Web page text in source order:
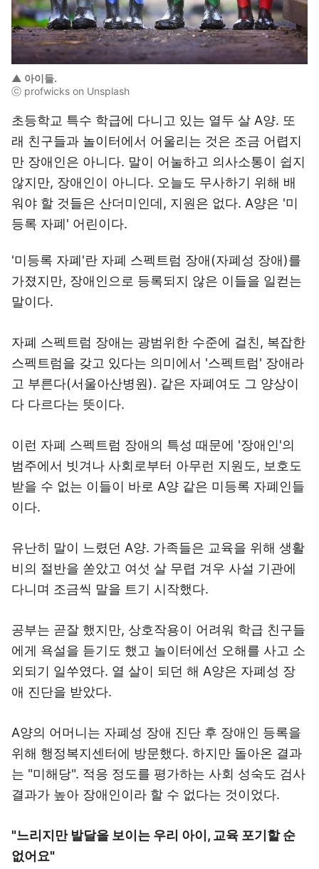
▲ 아이들.
ⓒ profwicks on Unsplash
초등학교 특수 학급에 다니고 있는 열두 살 A양. 또
래 친구들과 놀이터에서 어울리는 것은 조금 어렵지
만 장애인은 아니다. 말이 어눌하고 의사소통이 쉽지
않지만, 장애인이 아니다. 오늘도 무사하기 위해 배
워야 할 것들은 산더미인데, 지원은 없다. A양은 '미
등록 자폐' 어린이다.
'미등록 자폐'란 자폐 스펙트럼 장애(자폐성 장애)를
가졌지만, 장애인으로 등록되지 않은 이들을 일컫는
말이다.
자폐 스펙트럼 장애는 광범위한 수준에 걸친, 복잡한
스펙트럼을 갖고 있다는 의미에서 '스펙트럼' 장애라
고 부른다(서울아산병원). 같은 자폐여도 그 양상이
다 다르다는 뜻이다.
이런 자폐 스펙트럼 장애의 특성 때문에 '장애인'의
범주에서 빗겨나 사회로부터 아무런 지원도, 보호도
받을 수 없는 이들이 바로 A양 같은 미등록 자폐인들
이다.
유난히 말이 느렸던 A양. 가족들은 교육을 위해 생활
비의 절반을 쏟았고 여섯 살 무렵 겨우 사설 기관에
다니며 조금씩 말을 트기 시작했다.
공부는 곧잘 했지만, 상호작용이 어려워 학급 친구들
에게 욕설을 듣기도 했고 놀이터에선 오해를 사고 소
외되기 일쑤였다. 열 살이 되던 해 A양은 자폐성 장
애 진단을 받았다.
A양의 어머니는 자폐성 장애 진단 후 장애인 등록을
위해 행정복지센터에 방문했다. 하지만 돌아온 결과
는 "미해당". 적응 정도를 평가하는 사회 성숙도 검사
결과가 높아 장애인이라 할 수 없다는 것이었다.
"느리지만 발달을 보이는 우리 아이, 교육 포기할 순
없어요"